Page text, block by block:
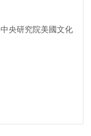
央研究院美國文化